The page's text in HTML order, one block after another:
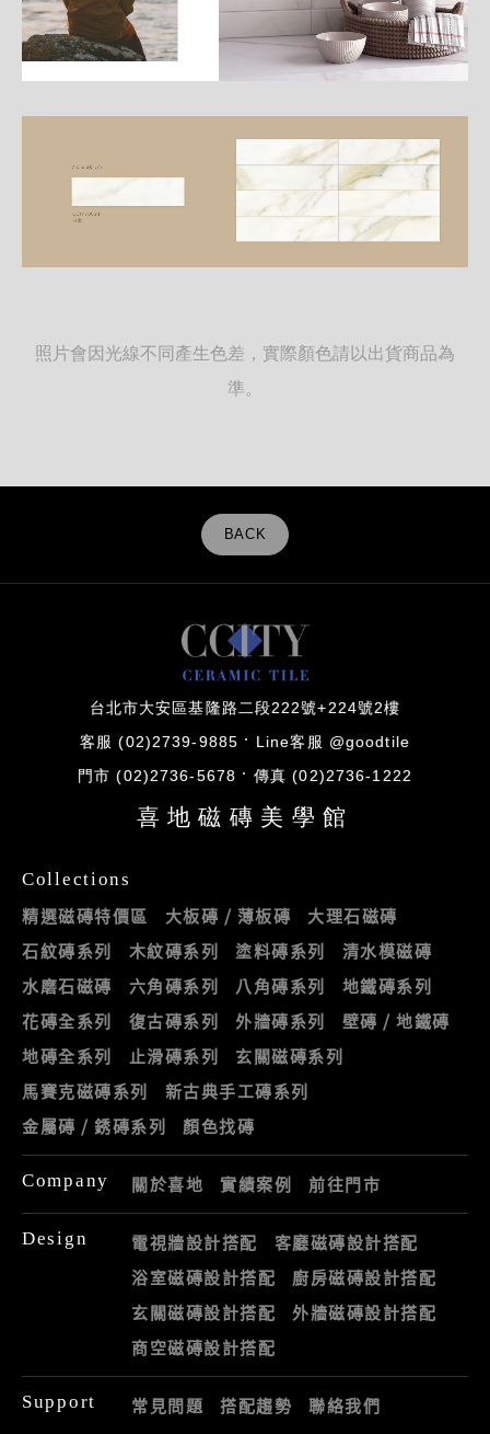
照片會因光線不同產生色差，實際顏色請以出貨商品為
準。
BACK
台北市大安區基隆路二段222號+224號2樓
客服 (02)2739-9885 Line客服 @goodtile
門市 (02)2736-5678 傳真 (02)2736-1222
喜地磁磚美學館
Collections
精選磁磚特價區 大板磚 / 薄板磚
大理石磁磚
石紋磚系列
木紋磚系列 塗料磚系列
清水模磁磚
水磨石磁磚
六角磚系列 八角磚系列
地鐵磚系列
花磚全系列
復古磚系列 外牆磚系列
壁磚 / 地鐵磚
地磚全系列
止滑磚系列
玄關磁磚系列
馬賽克磁磚系列
新古典手工磚系列
金屬磚 / 銹磚系列
顏色找磚
Company 關於喜地 實績案例 前往門市
Design 電視牆設計搭配
客廳磁磚設計搭配
浴室磁磚設計搭配
廚房磁磚設計搭配
玄關磁磚設計搭配
外牆磁磚設計搭配
商空磁磚設計搭配
Support 常見問題 搭配趨勢 聯絡我們